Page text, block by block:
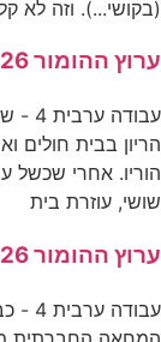
(בקושי...). וזה לא
ערוץ ההומור 06-08-2026
הריון בבית
הוריו. אחרי שכשל
שושי, עוזרת בית
ערוץ ההומור 05-08-2026